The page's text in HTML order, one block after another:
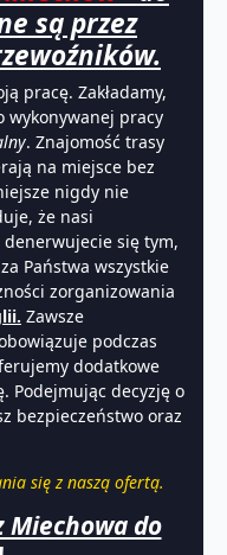
są przez
pracę. Zakładamy,
wykonywanej pracy
. Znajomość trasy
na miejsce bez
nigdy nie
że nasi
się tym,
Państwa wszystkie
zorganizowania
Zawsze
podczas
dodatkowe
Podejmując decyzję o
bezpieczeństwo oraz
się z naszą ofertą.
Miechowa do